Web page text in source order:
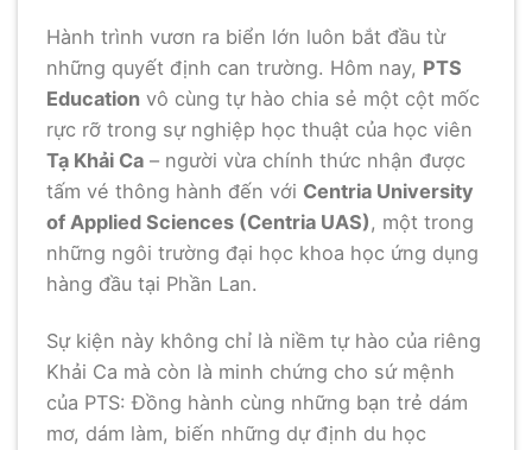
Hành trình vươn ra biển lớn luôn bắt đầu từ
những quyết định can trường. Hôm nay, PTS
Education vô cùng tự hào chia sẻ một cột mốc
rực rỡ trong sự nghiệp học thuật của học viên
Tạ Khải Ca – người vừa chính thức nhận được
tấm vé thông hành đến với Centria University
of Applied Sciences (Centria UAS), một trong
những ngôi trường đại học khoa học ứng dụng
hàng đầu tại Phần Lan.
Sự kiện này không chỉ là niềm tự hào của riêng
Khải Ca mà còn là minh chứng cho sứ mệnh
của PTS: Đồng hành cùng những bạn trẻ dám
mơ, dám làm, biến những dự định du học